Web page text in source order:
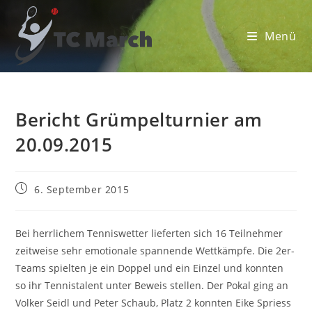
Inhalt
springen
Menü
Bericht Grümpelturnier am
20.09.2015
Beitrag6. September 2015
Bei herrlichem Tenniswetter lieferten sich 16 Teilnehmer
zeitweise sehr emotionale spannende Wettkämpfe. Die 2er-
Teams spielten je ein Doppel und ein Einzel und konnten
so ihr Tennistalent unter Beweis stellen. Der Pokal ging an
Volker Seidl und Peter Schaub, Platz 2 konnten Eike Spriess